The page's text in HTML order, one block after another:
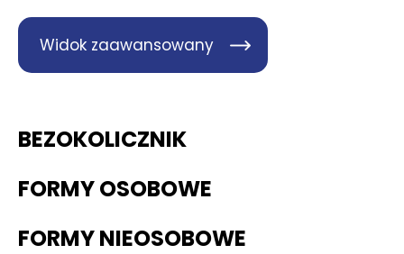
Widok zaawansowany
BEZOKOLICZNIK
FORMY OSOBOWE
FORMY NIEOSOBOWE